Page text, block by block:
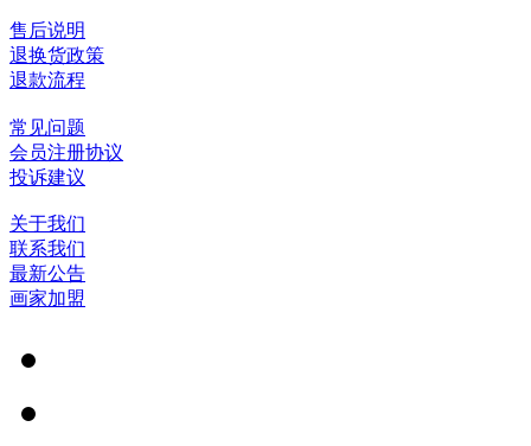
售后说明
退换货政策
退款流程
常见问题
会员注册协议
投诉建议
关于我们
联系我们
最新公告
画家加盟